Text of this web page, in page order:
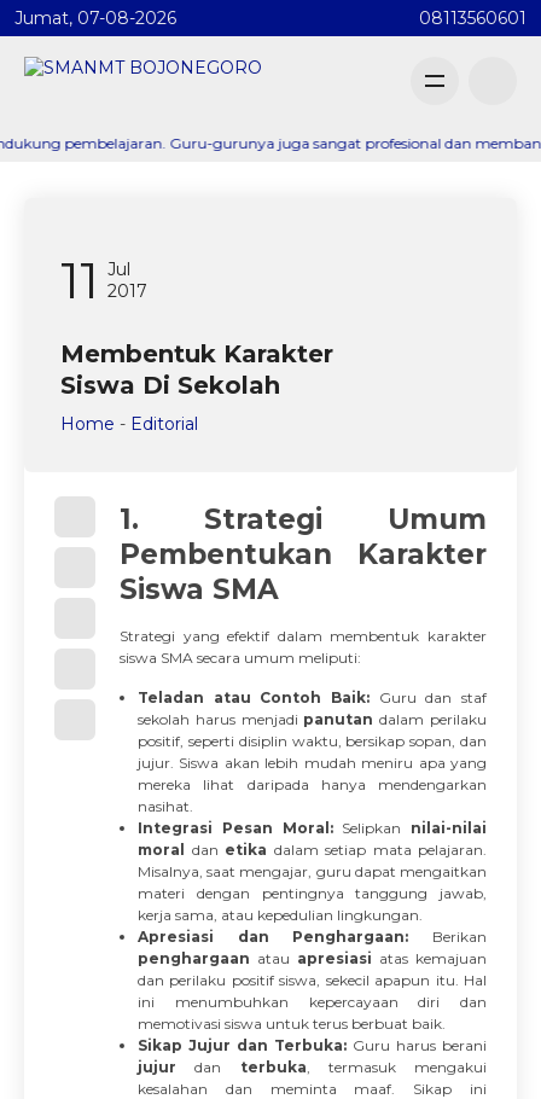
Jumat, 07-08-2026 08113560601
Guru-gurunya juga sangat profesional dan membantu saya
11
Jul
2017
Membentuk Karakter
Siswa Di Sekolah
Home - Editorial
1. Strategi Umum
Pembentukan Karakter
Siswa SMA
Strategi yang efektif dalam membentuk karakter
siswa SMA secara umum meliputi:
Teladan atau Contoh Baik: Guru dan staf
sekolah harus menjadi panutan dalam perilaku
positif, seperti disiplin waktu, bersikap sopan, dan
jujur. Siswa akan lebih mudah meniru apa yang
mereka lihat daripada hanya mendengarkan
nasihat.
Integrasi Pesan Moral:Selipkan nilai-nilai
moral
dan etika dalam setiap mata pelajaran.
Misalnya, saat mengajar, guru dapat mengaitkan
materi dengan pentingnya tanggung jawab,
kerja sama, atau kepedulian lingkungan.
Apresiasi dan Penghargaan: Berikan
penghargaan atau apresiasi atas kemajuan
dan perilaku positif siswa, sekecil apapun itu. Hal
ini menumbuhkan kepercayaan diri dan
memotivasi siswa untuk terus berbuat baik.
Sikap Jujur dan Terbuka: Guru harus berani
jujur dan terbuka, termasuk mengakui
kesalahan dan meminta maaf. Sikap ini